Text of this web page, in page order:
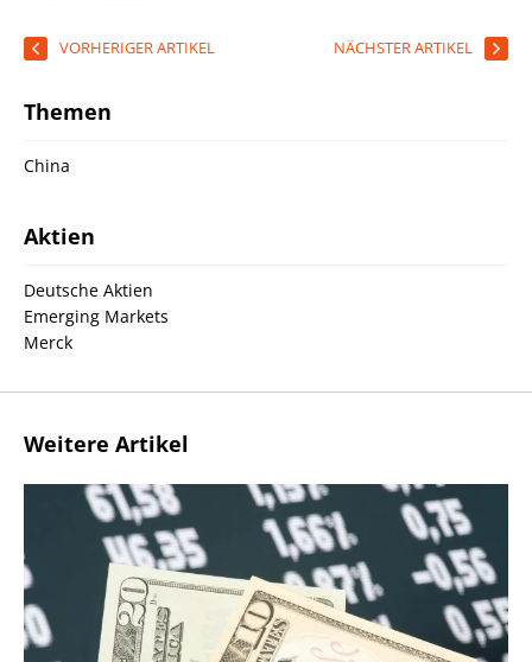
VORHERIGER ARTIKEL NÄCHSTER ARTIKEL
Themen
China
Aktien
Deutsche Aktien
Emerging Markets
Merck
Weitere Artikel